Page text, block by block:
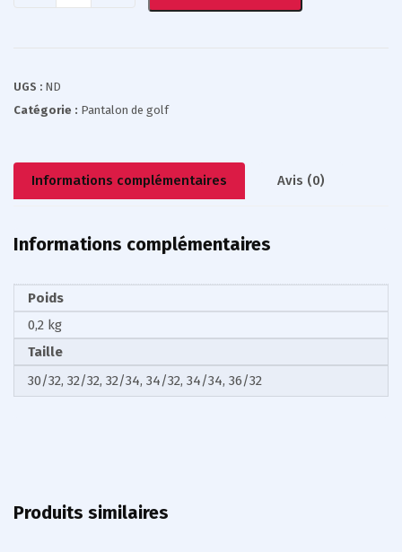
UGS : ND
Catégorie : Pantalon de golf
Informations complémentaires Avis (0)
Informations complémentaires
Poids
0,2 kg
Taille
30/32, 32/32, 32/34, 34/32, 34/34, 36/32
Produits similaires